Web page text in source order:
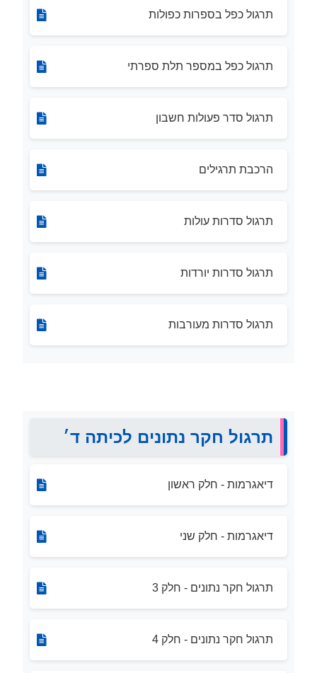
תרגול כפל בספרות כפולות
תרגול כפל במספר תלת ספרתי
תרגול סדר פעולות חשבון
הרכבת תרגילים
תרגול סדרות עולות
תרגול סדרות יורדות
תרגול סדרות מעורבות
תרגול חקר נתונים לכיתה ד׳
דיאגרמות - חלק ראשון
דיאגרמות - חלק שני
תרגול חקר נתונים - חלק 3
תרגול חקר נתונים - חלק 4